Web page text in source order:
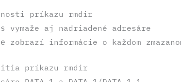
príkazu rmdir
vymaže aj nadriadené adresáre
zobrazí informácie o každom
príkazu rmdir